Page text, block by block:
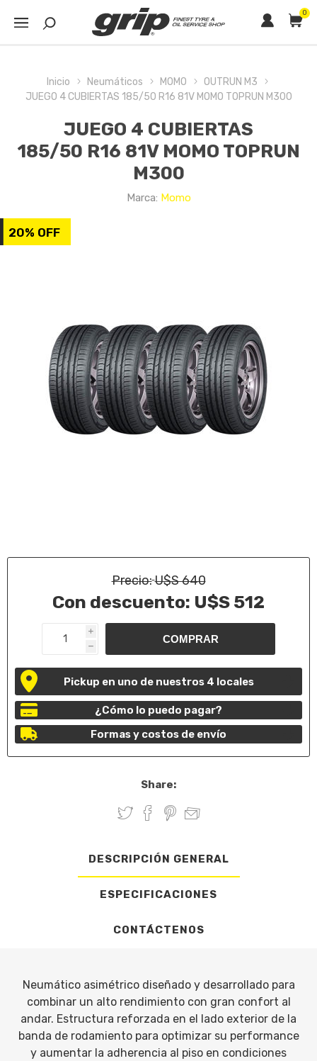
0
Inicio Neumáticos MOMO
OUTRUN M3
JUEGO 4 CUBIERTAS 185/50 R16 81V MOMO TOPRUN M300
JUEGO 4 CUBIERTAS
185/50 R16 81V MOMO TOPRUN
M300
Marca: Momo
20% OFF
Precio:U$S 640
Con descuento: U$S 512
i
h
Pickup en uno de nuestros 4 locales
¿Cómo lo puedo pagar?
Formas y costos de envío
Share:
DESCRIPCIÓN GENERAL
ESPECIFICACIONES
CONTÁCTENOS
Neumático asimétrico diseñado y desarrollado para
combinar un alto rendimiento con gran confort al
andar. Estructura reforzada en el lado exterior de la
banda de rodamiento para optimizar su performance
y aumentar la adherencia al piso en condiciones